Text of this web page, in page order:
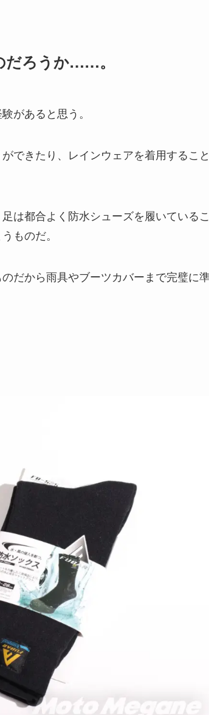
だろうか……。
があると思う。
できたり、レインウェアを着用するこ
は都合よく防水シューズを履いている
ものだ。
だから雨具やブーツカバーまで完璧に